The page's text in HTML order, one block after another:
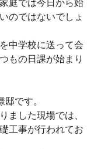
庭では今日から始
のではないでしょ
中学校に送って会
もの日課が始まり
です。
ました現場では、
工事が行われてお